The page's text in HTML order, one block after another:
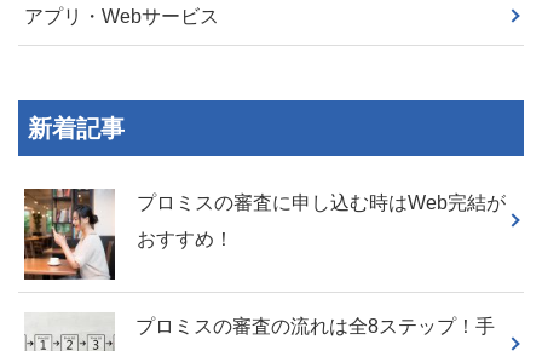
アプリ・Webサービス
新着記事
プロミスの審査に申し込む時はWeb完結が
おすすめ！
プロミスの審査の流れは全8ステップ！手